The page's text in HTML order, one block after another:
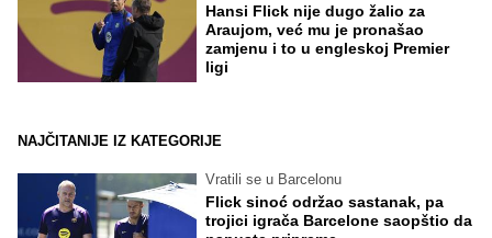
Hansi Flick nije dugo žalio za
Araujom, već mu je pronašao
zamjenu i to u engleskoj Premier
ligi
NAJČITANIJE IZ KATEGORIJE
Vratili se u Barcelonu
Flick sinoć održao sastanak, pa
trojici igrača Barcelone saopštio da